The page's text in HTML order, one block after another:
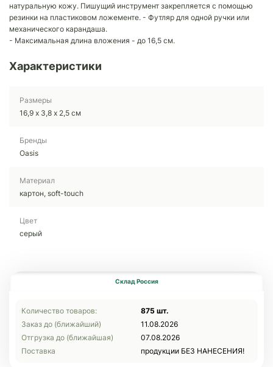
натуральную кожу. Пишущий инструмент закрепляется с помощью
резинки на пластиковом ложементе. - Футляр для одной ручки или
механического карандаша.
- Максимальная длина вложения - до 16,5 см.
Характеристики
Размеры
16,9 х 3,8 х 2,5 см
Бренды
Oasis
Материал
картон, soft-touch
Цвет
серый
Склад Россия
Количество товаров:
875 шт.
Заказ до (ближайший)
11.08.2026
Отгрузка до (ближайшая)
07.08.2026
Поставка
продукции БЕЗ НАНЕСЕНИЯ!